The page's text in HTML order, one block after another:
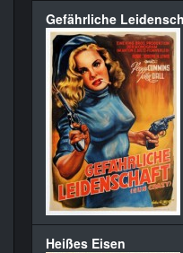
Gefährliche
Heißes Eisen